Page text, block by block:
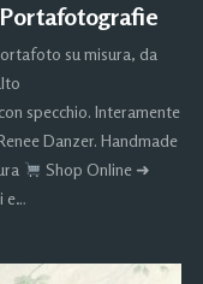
su misura, da
specchio. Interamente
Danzer. Handmade
Shop Online ➜
e…